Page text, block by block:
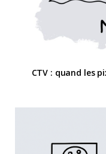
CTV : quand les